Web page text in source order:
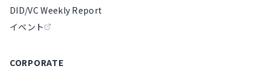
DID/VC Weekly Report
イベント
CORPORATE